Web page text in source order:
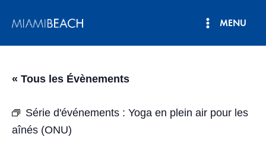
MENU
« Tous les Évènements
Série d'événements : Yoga en plein air pour les
aînés (ONU)